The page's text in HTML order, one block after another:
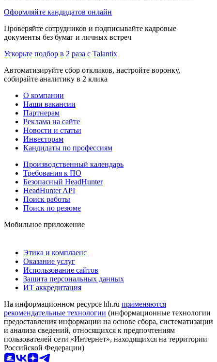
Оформляйте кандидатов онлайн
Проверяйте сотрудников и подписывайте кадровые
документы без бумаг и личных встреч
Ускорьте подбор в 2 раза с Talantix
Автоматизируйте сбор откликов, настройте воронку,
собирайте аналитику в 2 клика
О компании
Наши вакансии
Партнерам
Реклама на сайте
Новости и статьи
Инвесторам
Кандидаты по профессиям
Производственный календарь
Требования к ПО
Безопасный HeadHunter
HeadHunter API
Поиск работы
Поиск по резюме
Мобильное приложение
Этика и комплаенс
Оказание услуг
Использование сайтов
Защита персональных данных
ИТ аккредитация
На информационном ресурсе hh.ru применяются
рекомендательные технологии (информационные технологии
предоставления информации на основе сбора, систематизации
и анализа сведений, относящихся к предпочтениям
пользователей сети «Интернет», находящихся на территории
Российской Федерации)